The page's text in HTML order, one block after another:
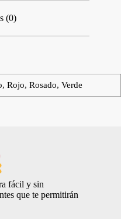
(0)
Rojo, Rosado, Verde
fácil y sin
que te permitirán